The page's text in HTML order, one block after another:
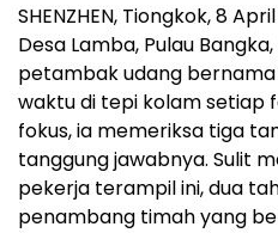
SHENZHEN, Tiongkok, 8
Desa Lamba, Pulau
petambak udang
waktu di tepi kolam setiap
fokus, ia memeriksa tiga
tanggung jawabnya. Sulit
pekerja terampil ini, dua
penambang timah yang